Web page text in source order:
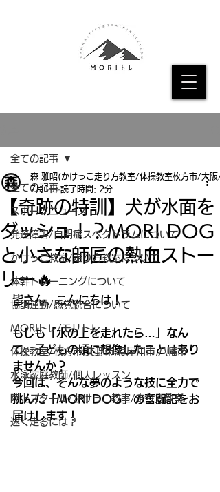
全ての記事
スポーツニュース
発達障害/自閉症スペクトラムについて
かけっこ教室/走り方教室について
体幹トレーニングについて
協調運動/感覚統合について
MORIトレ/モリトレ
体操教室/枚方市,交野市,寝屋川市,八幡市
水泳家庭教師/個人レッスン
陸上スクール/かけっこ教室/走り方教室
速く走るには？
全ての記事
【奇跡の特訓】犬が水面を
ダッシュ！？MORI DOG
と小さな師匠の熱血ストー
リー🔥
森 雅昭(かけっこ走り方教室/体操教室枚方市/大阪/
7月1日 読了時間: 2分
皆さん、こんにちは！
もしも「水の上を走れたら…」なん
て、子どもの頃に想像したことはあり
ませんか？
今回は、そんな夢のような技に全力で
挑んだ「MORI DOG」の奮闘記をお
届けします！